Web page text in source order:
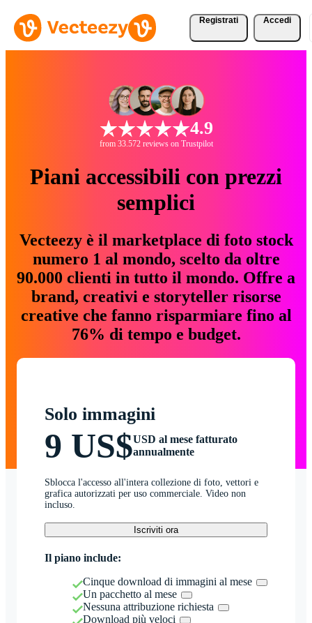
Registrati Accedi
4.9
from 33.572 reviews on Trustpilot
Piani accessibili con prezzi
semplici
Vecteezy è il marketplace di foto stock
numero 1 al mondo, scelto da oltre
90.000 clienti in tutto il mondo. Offre a
brand, creativi e storyteller risorse
creative che fanno risparmiare fino al
76% di tempo e budget.
Solo immagini
9 US$USD al mese fatturato
annualmente
Sblocca l'accesso all'intera collezione di foto, vettori e
grafica autorizzati per uso commerciale. Video non
incluso.
Iscriviti ora
Il piano include:
Cinque download di immagini al mese
Un pacchetto al mese
Nessuna attribuzione richiesta
Download più veloci